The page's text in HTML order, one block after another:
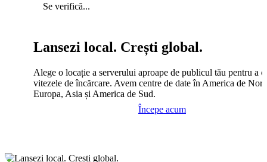
Se verifică...
Lansezi local. Crești global.
Alege o locație a serverului aproape de publicul tău pentru a
vitezele de încărcare. Avem centre de date în America de
Europa, Asia și America de Sud.
Începe acum